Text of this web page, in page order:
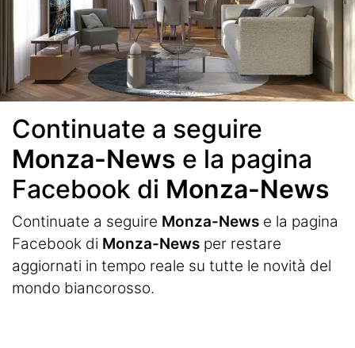
Continuate a seguire
Monza-News e la pagina
Facebook di Monza-News
Continuate a seguire Monza-News e la pagina
Facebook di Monza-News per restare
aggiornati in tempo reale su tutte le novità del
mondo biancorosso.